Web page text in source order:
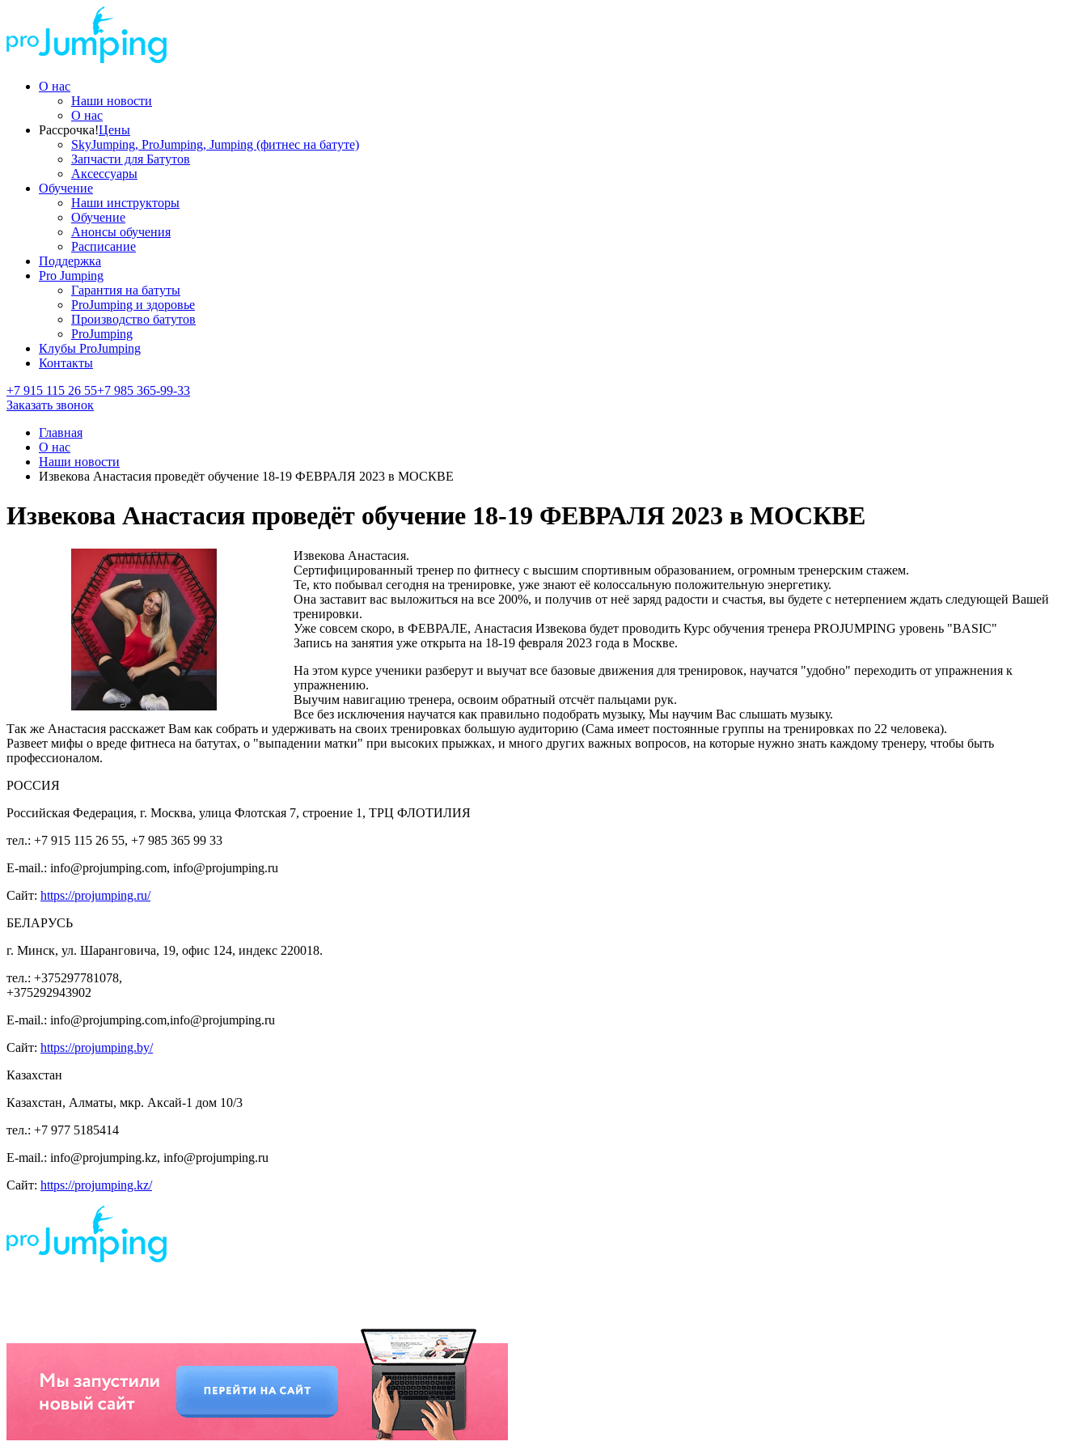
О нас
Наши новости
О нас
Рассрочка!Цены
SkyJumping, ProJumping, Jumping (фитнес на батуте)
Запчасти для Батутов
Аксессуары
Обучение
Наши инструкторы
Обучение
Анонсы обучения
Расписание
Поддержка
Pro Jumping
Гарантия на батуты
ProJumping и здоровье
Производство батутов
ProJumping
Клубы ProJumping
Контакты
+7 915 115 26 55+7 985 365-99-33
Заказать звонок
Главная
О нас
Наши новости
Извекова Анастасия проведёт обучение 18-19 ФЕВРАЛЯ 2023 в МОСКВЕ
Извекова Анастасия проведёт обучение 18-19 ФЕВРАЛЯ 2023 в МОСКВЕ
Извекова Анастасия.
Сертифицированный тренер по фитнесу с высшим спортивным образованием, огромным тренерским стажем.
Те, кто побывал сегодня на тренировке, уже знают её колоссальную положительную энергетику.
Она заставит вас выложиться на все 200%, и получив от неё заряд радости и счастья, вы будете с нетерпением ждать следующей Вашей
тренировки.
Уже совсем скоро, в ФЕВРАЛЕ, Анастасия Извекова будет проводить Курс обучения тренера PROJUMPING уровень "BASIC"
Запись на занятия уже открыта на 18-19 февраля 2023 года в Москве.
На этом курсе ученики разберут и выучат все базовые движения для тренировок, научатся "удобно" переходить от упражнения к
упражнению.
Выучим навигацию тренера, освоим обратный отсчёт пальцами рук.
Все без исключения научатся как правильно подобрать музыку, Мы научим Вас слышать музыку.
Так же Анастасия расскажет Вам как собрать и удерживать на своих тренировках большую аудиторию (Сама имеет постоянные группы на тренировках по 22 человека).
Развеет мифы о вреде фитнеса на батутах, о "выпадении матки" при высоких прыжках, и много других важных вопросов, на которые нужно знать каждому тренеру, чтобы быть
профессионалом.
РОССИЯ
Российская Федерация, г. Москва, улица Флотская 7, строение 1, ТРЦ ФЛОТИЛИЯ
тел.: +7 915 115 26 55, +7 985 365 99 33
E-mail.: info@projumping.com, info@projumping.ru
Сайт: https://projumping.ru/
БЕЛАРУСЬ
г. Минск, ул. Шаранговича, 19, офис 124, индекс 220018.
тел.: +375297781078,
+375292943902
E-mail.: info@projumping.com,info@projumping.ru
Сайт: https://projumping.by/
Казахстан
Казахстан, Алматы, мкр. Аксай-1 дом 10/3
тел.: +7 977 5185414
E-mail.: info@projumping.kz, info@projumping.ru
Сайт: https://projumping.kz/